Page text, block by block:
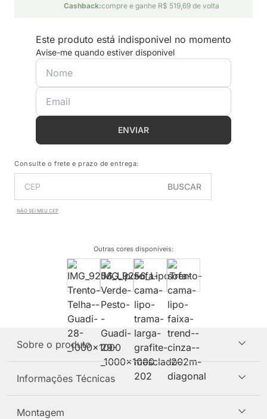
Cashback:compre e ganhe R$ 519,69 de volta
Este produto está indisponivel no momento
Avise-me quando estiver disponivel
ENVIAR
Consulte o frete e prazo de entrega:
BUSCAR
NÃO SEI MEU CEP
Outras cores disponíveis:
Sobre o produto
Informações Técnicas
Montagem